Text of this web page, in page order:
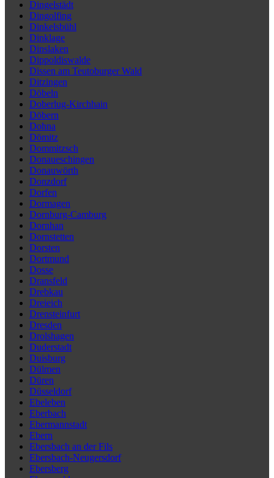
Dingelstädt
Dingolfing
Dinkelsbühl
Dinklage
Dinslaken
Dippoldiswalde
Dissen am Teutoburger Wald
Ditzingen
Döbeln
Doberlug-Kirchhain
Döbern
Dohna
Dömitz
Dommitzsch
Donaueschingen
Donauwörth
Donzdorf
Dorfen
Dormagen
Dornburg-Camburg
Dornhan
Dornstetten
Dorsten
Dortmund
Dosse
Dransfeld
Drebkau
Dreieich
Drensteinfurt
Dresden
Drolshagen
Duderstadt
Duisburg
Dülmen
Düren
Düsseldorf
Ebeleben
Eberbach
Ebermannstadt
Ebern
Ebersbach an der Fils
Ebersbach-Neugersdorf
Ebersberg